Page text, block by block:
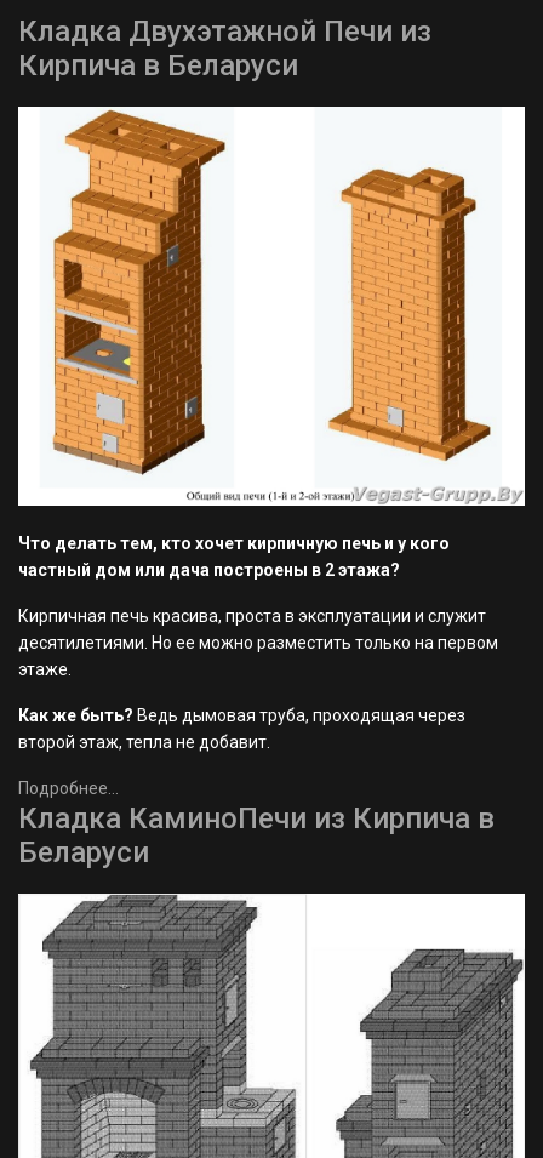
Кладка Двухэтажной Печи из
Кирпича в Беларуси
Что делать тем, кто хочет кирпичную печь и у кого
частный дом или дача построены в 2 этажа?
Кирпичная печь красива, проста в эксплуатации и служит
десятилетиями. Но ее можно разместить только на первом
этаже.
Как же быть? Ведь дымовая труба, проходящая через
второй этаж, тепла не добавит.
Подробнее...
Кладка КаминоПечи из Кирпича в
Беларуси